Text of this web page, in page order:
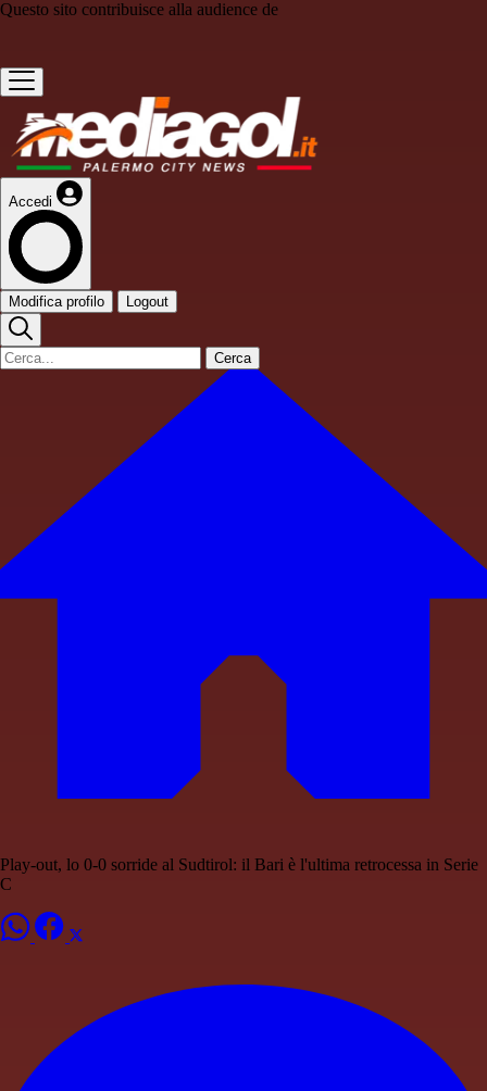
Questo sito contribuisce alla audience de
Accedi
Modifica profilo Logout
Cerca
Play-out, lo 0-0 sorride al Sudtirol: il Bari è l'ultima retrocessa in Serie
C